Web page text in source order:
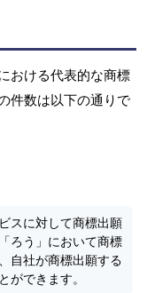
おける代表的な商標
件数は以下の通りで
スに対して商標出願
ろう」において商標
自社が商標出願する
ができます。